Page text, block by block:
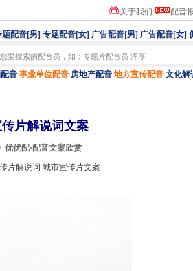
关于我们 配音
题配音[男] 专题配音[女] 广告配音[男] 广告配音[女]
音 事业单位配音 房地产配音 地方宣传配音 文化解
片解说词文案
优优配·配音文案欣赏
片解说词 城市宣传片文案